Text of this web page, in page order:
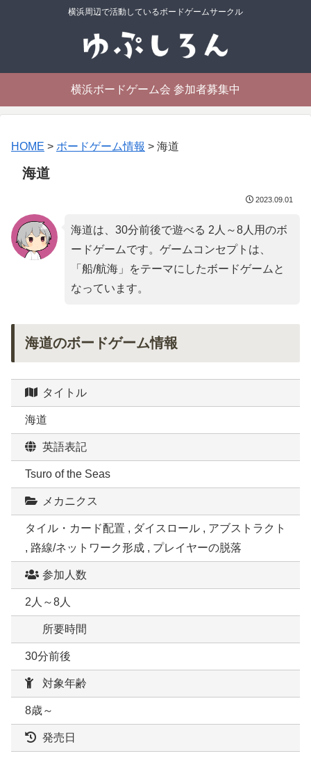
横浜周辺で活動しているボードゲームサークル
横浜ボードゲーム会 参加者募集中
HOME > ボードゲーム情報 > 海道
海道
2023.09.01
海道は、30分前後で遊べる 2人～8人用のボ
ードゲームです。ゲームコンセプトは、
「 船/航海」をテーマにしたボードゲームと
なっています。
海道のボードゲーム情報
タイトル
海道
英語表記
Tsuro of the Seas
メカニクス
タイル・カード配置 , ダイスロール , アブストラクト
, 路線/ネットワーク形成 , プレイヤーの脱落
参加人数
2人～8人
所要時間
30分前後
対象年齢
8歳～
発売日